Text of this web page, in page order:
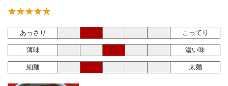
あっさり こってり
薄味 濃い味
細麺 太麺